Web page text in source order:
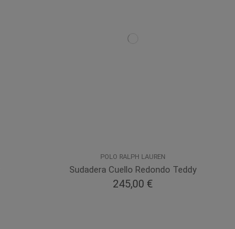
POLO RALPH LAUREN
Sudadera Cuello Redondo Teddy
245,00 €